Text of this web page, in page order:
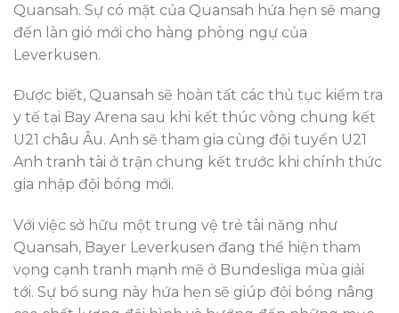
Quansah. Sự có mặt của Quansah hứa hẹn sẽ mang
đến làn gió mới cho hàng phòng ngự của
Leverkusen.
Được biết, Quansah sẽ hoàn tất các thủ tục kiểm tra
y tế tại Bay Arena sau khi kết thúc vòng chung kết
U21 châu Âu. Anh sẽ tham gia cùng đội tuyển U21
Anh tranh tài ở trận chung kết trước khi chính thức
gia nhập đội bóng mới.
Với việc sở hữu một trung vệ trẻ tài năng như
Quansah, Bayer Leverkusen đang thể hiện tham
vọng cạnh tranh mạnh mẽ ở Bundesliga mùa giải
tới. Sự bổ sung này hứa hẹn sẽ giúp đội bóng nâng